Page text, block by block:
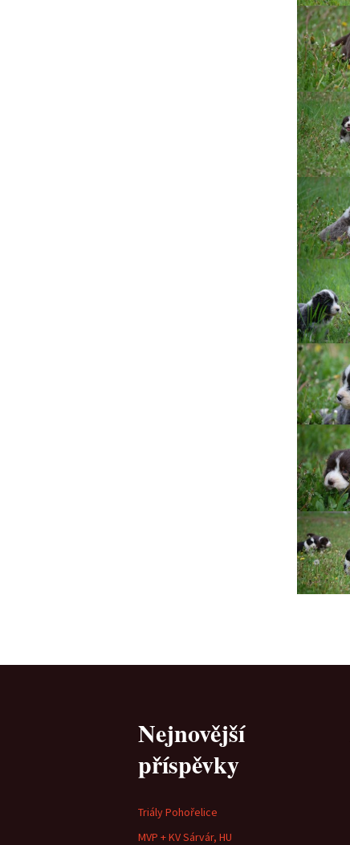
Nejnovější
příspěvky
Triály Pohořelice
MVP + KV Sárvár, HU